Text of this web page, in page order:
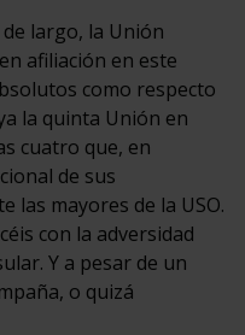
largo, la Unión
afiliación en este
como respecto
la quinta Unión en
cuatro que, en
de sus
las mayores de la USO.
con la adversidad
Y a pesar de un
o quizá